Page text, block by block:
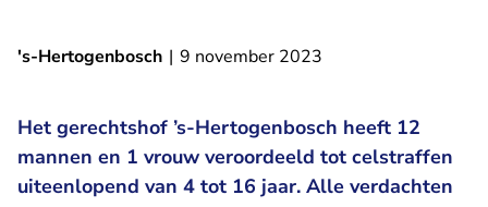
's-Hertogenbosch | 9 november 2023
Het gerechtshof ’s-Hertogenbosch heeft 12
mannen en 1 vrouw veroordeeld tot celstraffen
uiteenlopend van 4 tot 16 jaar. Alle verdachten